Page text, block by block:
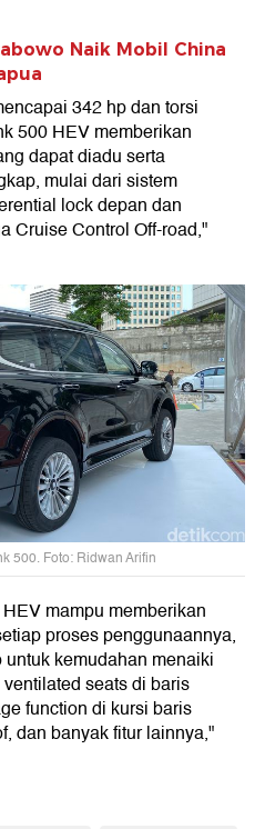
Naik Mobil China
342 hp dan torsi
500 HEV memberikan
dapat diadu serta
mulai dari sistem
lock depan dan
Cruise Control Off-road,"
500. Foto: Ridwan Arifin
mampu memberikan
proses penggunaannya,
kemudahan menaiki
seats di baris
function di kursi baris
dan banyak fitur lainnya,"